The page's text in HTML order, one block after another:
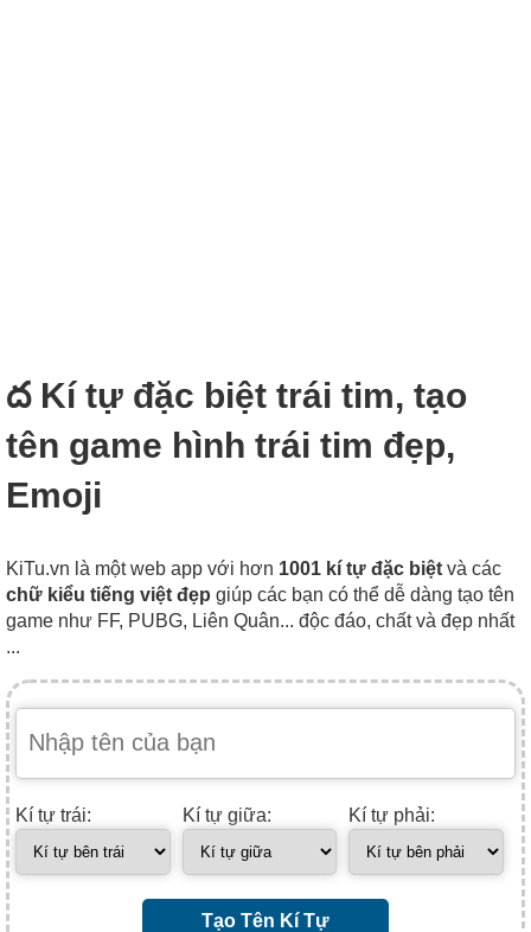
ద Kí tự đặc biệt trái tim, tạo
tên game hình trái tim đẹp,
Emoji
KiTu.vn là một web app với hơn 1001 kí tự đặc biệt và các
chữ kiểu tiếng việt đẹp giúp các bạn có thể dễ dàng tạo tên
game như FF, PUBG, Liên Quân... độc đáo, chất và đẹp nhất
...
Kí tự trái: Kí tự giữa: Kí tự phải:
Tạo Tên Kí Tự